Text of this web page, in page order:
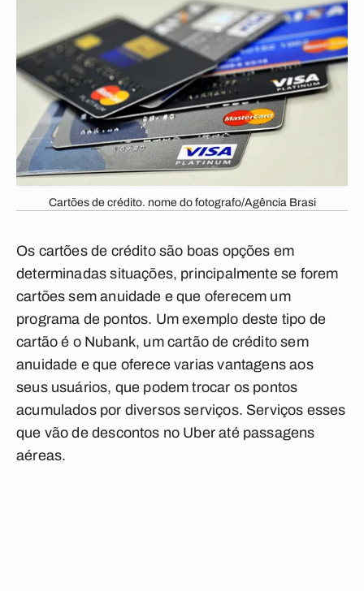
Cartões de crédito. nome do fotografo/Agência Brasi
Os cartões de crédito são boas opções em
determinadas situações, principalmente se forem
cartões sem anuidade e que oferecem um
programa de pontos. Um exemplo deste tipo de
cartão é o Nubank, um cartão de crédito sem
anuidade e que oferece varias vantagens aos
seus usuários, que podem trocar os pontos
acumulados por diversos serviços. Serviços esses
que vão de descontos no Uber até passagens
aéreas.